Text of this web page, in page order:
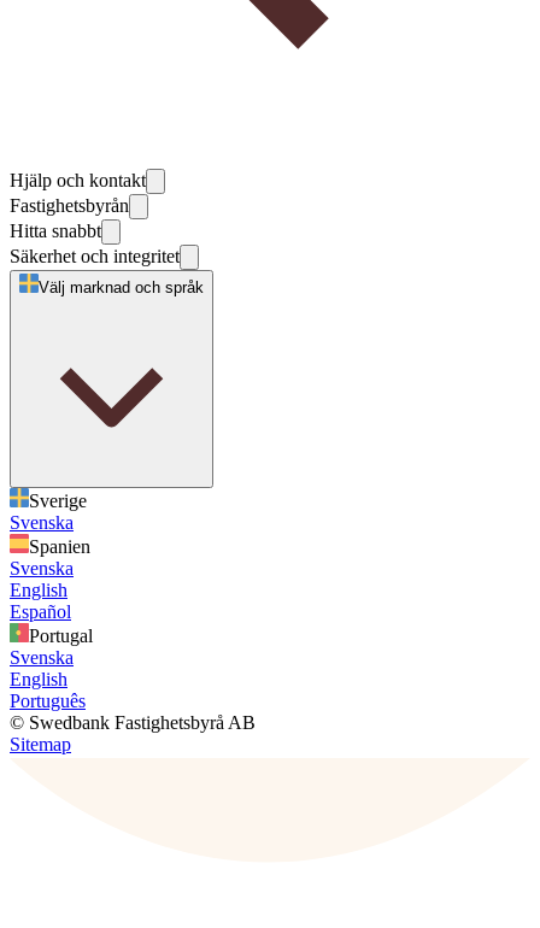
Hjälp och kontakt
Fastighetsbyrån
Hitta snabbt
Säkerhet och integritet
Välj marknad och språk
Sverige
Svenska
Spanien
Svenska
English
Español
Portugal
Svenska
English
Português
© Swedbank Fastighetsbyrå AB
Sitemap